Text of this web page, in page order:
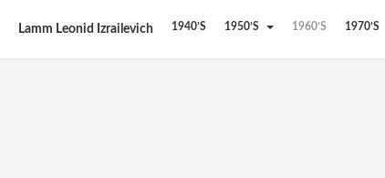
Lamm Leonid Izrailevich 1940’S 1950’S 1960’S 1970’S